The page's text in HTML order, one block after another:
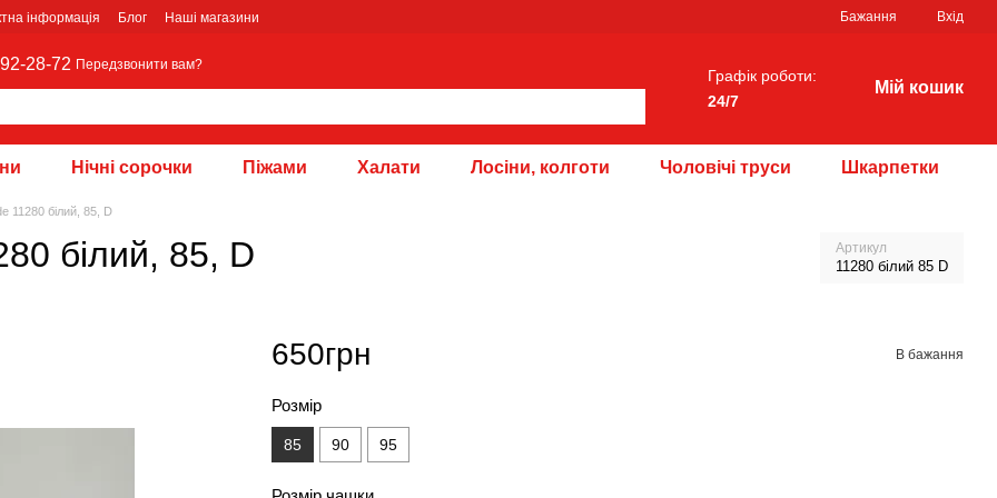
інформація Блог Наші магазини Бажання Вхід
28-72 Передзвонити вам?
Графік роботи:
24/7
Мій кошик
Нічні сорочки Піжами Халати Лосіни, колготи Чоловічі труси Шкарпетки
11280 білий, 85, D
білий, 85, D Артикул
11280 білий 85 D
650грн В бажання
Розмір
85 90 95